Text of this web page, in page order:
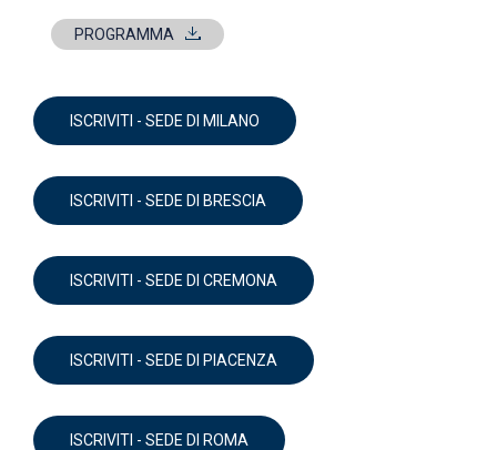
PROGRAMMA
ISCRIVITI - SEDE DI MILANO
ISCRIVITI - SEDE DI BRESCIA
ISCRIVITI - SEDE DI CREMONA
ISCRIVITI - SEDE DI PIACENZA
ISCRIVITI - SEDE DI ROMA